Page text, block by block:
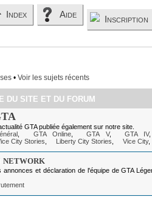
Index Aide Inscription
• Voir les sujets récents
DU SITE ET DU FORUM
GTA publiée également sur notre site.
GTA Online, GTA V, GTA IV
City Stories Liberty City Stories Vice City,
network
annonces et déclaration de l'équipe de GTA